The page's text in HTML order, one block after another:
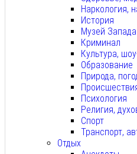
Наркология,
История
Музей
Криминал
Культура,
Образование
Природа,
Психология
Религия,
Спорт
Транспорт,
Отдых